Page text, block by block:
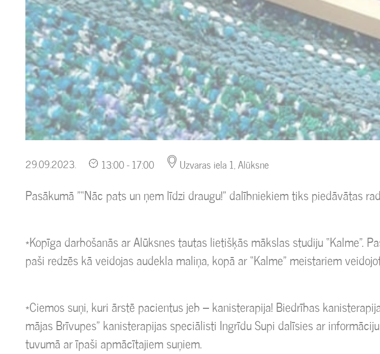
29.09.2023. 13:00 - 17:00 Uzvaras iela 1, Alūksne
Pasākumā "“Nāc pats un ņem līdzi draugu!" dalībniekiem tiks piedāvātas
*Kopīga darbošanās ar Alūksnes tautas lietišķās mākslas studiju “Kalme”.
paši redzēs kā veidojas audekla maliņa, kopā ar “Kalme” meistariem
*Ciemos suņi, kuri ārstē pacientus jeb – kanisterapija! Biedrības
mājas Brīvupes” kanisterapijas speciālisti Ingrīdu Supi dalīsies ar
tuvumā ar īpaši apmācītajiem suņiem.